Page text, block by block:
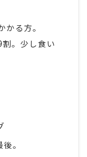
る方。
。少し食い
。